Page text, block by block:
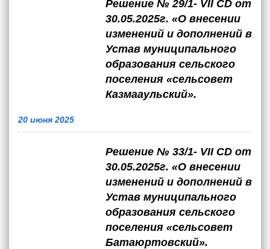
Решение № 29/1- VII CD от
30.05.2025г. «О внесении
изменений и дополнений в
Устав муниципального
образования сельского
поселения «сельсовет
Казмааульский».
20 июня 2025
Решение № 33/1- VII CD от
30.05.2025г. «О внесении
изменений и дополнений в
Устав муниципального
образования сельского
поселения «сельсовет
Батаюртовский».